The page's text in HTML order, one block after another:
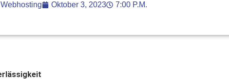
Webhosting Oktober 3, 2023 7:00 P.m.